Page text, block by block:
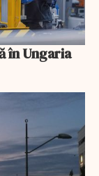
în Ungaria